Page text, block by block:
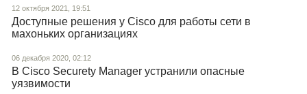
12 октября 2021, 19:51
Доступные решения у Cisco для работы сети в
махоньких организациях
06 декабря 2020, 02:12
В Cisco Securety Manager устранили опасные
уязвимости